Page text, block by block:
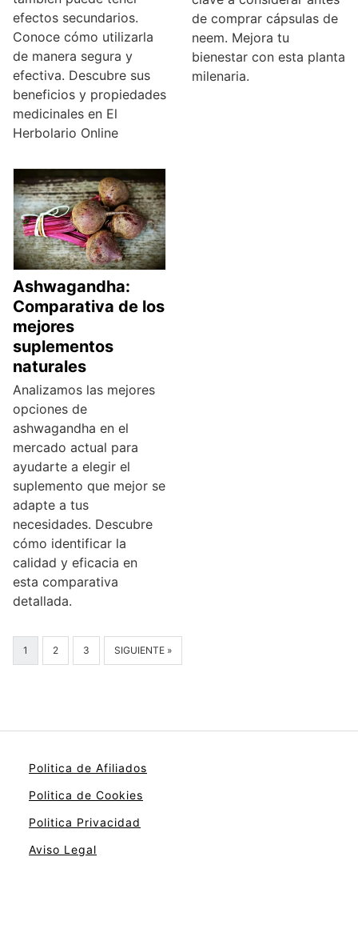
efectos secundarios.
Conoce cómo utilizarla
de manera segura y
efectiva. Descubre sus
beneficios y propiedades
medicinales en El
Herbolario Online
de comprar cápsulas de
neem. Mejora tu
bienestar con esta planta
milenaria.
Ashwagandha:
Comparativa de los
mejores
suplementos
naturales
Analizamos las mejores
opciones de
ashwagandha en el
mercado actual para
ayudarte a elegir el
suplemento que mejor se
adapte a tus
necesidades. Descubre
cómo identificar la
calidad y eficacia en
esta comparativa
detallada.
1 2 3 SIGUIENTE »
Politica de Afiliados
Politica de Cookies
Politica Privacidad
Aviso Legal